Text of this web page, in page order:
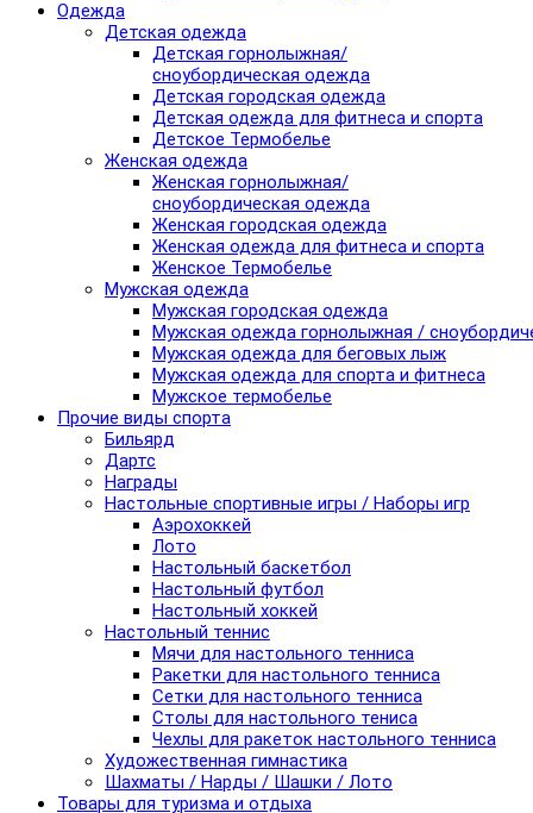
Одежда
Детская одежда
Детская горнолыжная/
сноубордическая одежда
Детская городская одежда
Детская одежда для фитнеса и спорта
Детское Термобелье
Женская одежда
Женская горнолыжная/
сноубордическая одежда
Женская городская одежда
Женская одежда для фитнеса и спорта
Женское Термобелье
Мужская одежда
Мужская городская одежда
Мужская одежда горнолыжная /
Мужская одежда для беговых лыж
Мужская одежда для спорта и фитнеса
Мужское термобелье
Прочие виды спорта
Бильярд
Дартс
Награды
Настольные спортивные игры / Наборы игр
Аэрохоккей
Лото
Настольный баскетбол
Настольный футбол
Настольный хоккей
Настольный теннис
Мячи для настольного тенниса
Ракетки для настольного тенниса
Сетки для настольного тенниса
Столы для настольного тениса
Чехлы для ракеток настольного тенниса
Художественная гимнастика
Шахматы / Нарды / Шашки / Лото
Товары для туризма и отдыха